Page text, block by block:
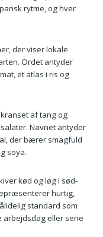
rytme, og hver
der viser lokale
Ordet antyder
et atlas i ris og
af tang og
Navnet antyder
der bærer smagfuld
soya.
kød og løg i sød-
hurtig,
standard som
arbejdsdag eller sene